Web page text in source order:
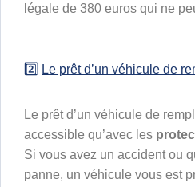
légale de 380 euros qui ne
2️⃣ Le prêt d’un véhicule de
Le prêt d’un véhicule de
accessible qu’avec les
Si vous avez un accident ou
panne, un véhicule vous est